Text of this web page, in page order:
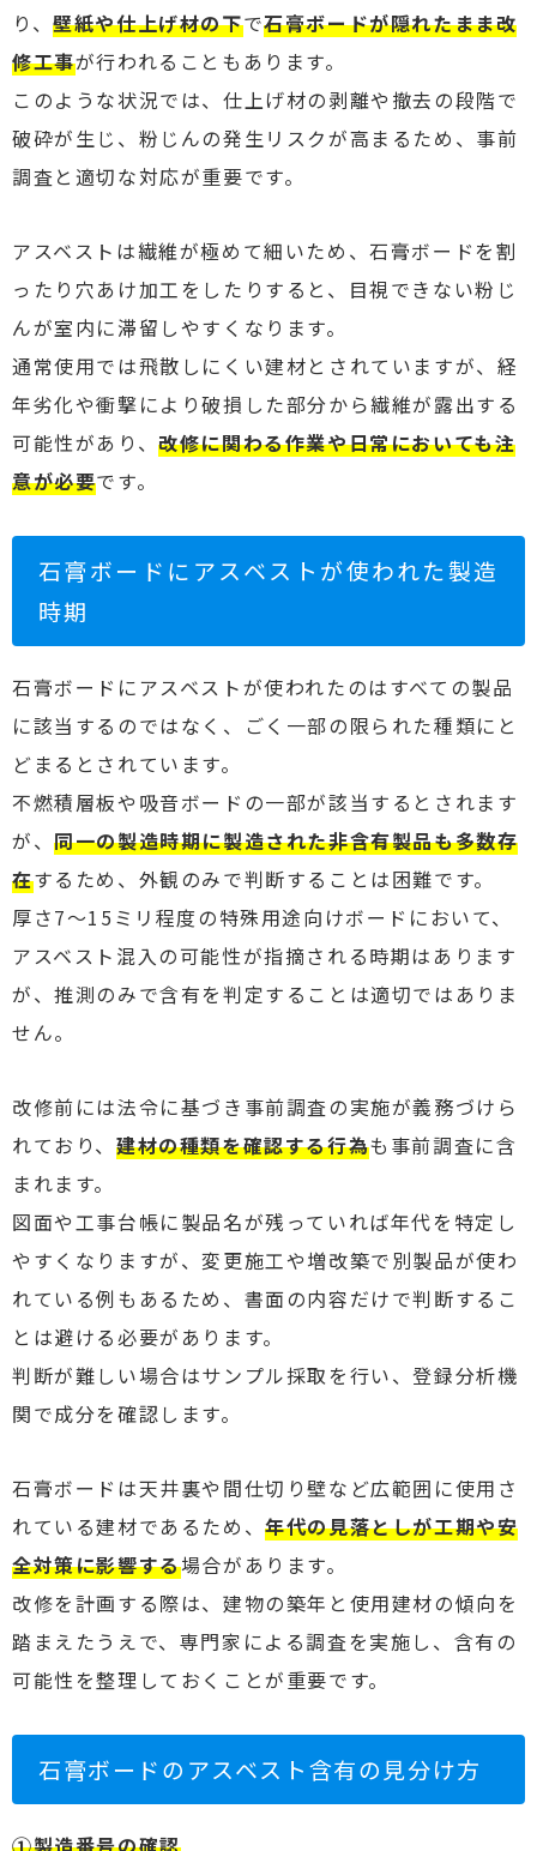
り、壁紙や仕上げ材の下で石膏ボードが隠れたまま改
修工事が行われることもあります。
このような状況では、仕上げ材の剥離や撤去の段階で
破砕が生じ、粉じんの発生リスクが高まるため、事前
調査と適切な対応が重要です。
アスベストは繊維が極めて細いため、石膏ボードを割
ったり穴あけ加工をしたりすると、目視できない粉じ
んが室内に滞留しやすくなります。
通常使用では飛散しにくい建材とされていますが、経
年劣化や衝撃により破損した部分から繊維が露出する
可能性があり、改修に関わる作業や日常においても注
意が必要です。
石膏ボードにアスベストが使われた製造
時期
石膏ボードにアスベストが使われたのはすべての製品
に該当するのではなく、ごく一部の限られた種類にと
どまるとされています。
不燃積層板や吸音ボードの一部が該当するとされます
が、同一の製造時期に製造された非含有製品も多数存
在するため、外観のみで判断することは困難です。
厚さ7～15ミリ程度の特殊用途向けボードにおいて、
アスベスト混入の可能性が指摘される時期はあります
が、推測のみで含有を判定することは適切ではありま
せん。
改修前には法令に基づき事前調査の実施が義務づけら
れており、 建材の種類を確認する行為も事前調査に含
まれます。
図面や工事台帳に製品名が残っていれば年代を特定し
やすくなりますが、変更施工や増改築で別製品が使わ
れている例もあるため、書面の内容だけで判断するこ
とは避ける必要があります。
判断が難しい場合はサンプル採取を行い、登録分析機
関で成分を確認します。
石膏ボードは天井裏や間仕切り壁など広範囲に使用さ
れている建材であるため、年代の見落としが工期や安
全対策に影響する場合があります。
改修を計画する際は、建物の築年と使用建材の傾向を
踏まえたうえで、専門家による調査を実施し、含有の
可能性を整理しておくことが重要です。
石膏ボードのアスベスト含有の見分け方
①製造番号の確認